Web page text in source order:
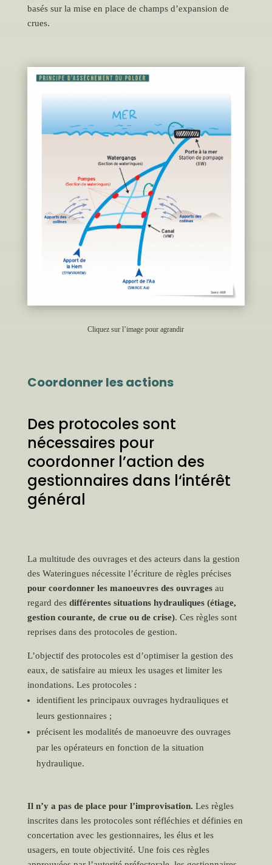
basés sur la mise en place de champs d’expansion de
crues.
Cliquez sur l’image pour agrandir
Coordonner les actions
Des protocoles sont
nécessaires pour
coordonner l’action des
gestionnaires dans l‘intérêt
général
La multitude des ouvrages et des acteurs dans la gestion
des Wateringues nécessite l’écriture de règles précises
pour coordonner les manoeuvres des ouvragesau
regard des différentes situations hydrauliques (étiage,
gestion courante, de crue ou de crise). Ces règles sont
reprises dans des protocoles de gestion.
L’objectif des protocoles est d’optimiser la gestion des
eaux, de satisfaire au mieux les usages et limiter les
inondations. Les protocoles :
identifient les principaux ouvrages hydrauliques et
leurs gestionnaires ;
précisent les modalités de manoeuvre des ouvrages
par les opérateurs en fonction de la situation
hydraulique.
Il n’y a pas de place pour l’improvisation. Les règles
inscrites dans les protocoles sont réfléchies et définies en
concertation avec les gestionnaires, les élus et les
usagers, en toute objectivité. Une fois ces règles